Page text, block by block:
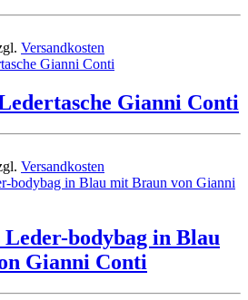
Versandkosten
Gianni Conti
Versandkosten
bodybag in Blau
Gianni Conti